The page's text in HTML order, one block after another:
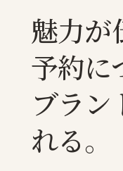
魅力が
予約に
ブラ
れる。